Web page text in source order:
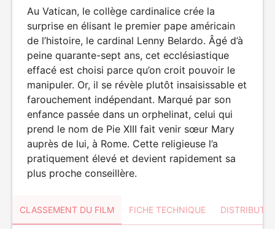
Au Vatican, le collège cardinalice crée la
surprise en élisant le premier pape américain
de l’histoire, le cardinal Lenny Belardo. Âgé d’à
peine quarante-sept ans, cet ecclésiastique
effacé est choisi parce qu’on croit pouvoir le
manipuler. Or, il se révèle plutôt insaisissable et
farouchement indépendant. Marqué par son
enfance passée dans un orphelinat, celui qui
prend le nom de Pie XIII fait venir sœur Mary
auprès de lui, à Rome. Cette religieuse l’a
pratiquement élevé et devient rapidement sa
plus proche conseillère.
CLASSEMENT DU FILM FICHE TECHNIQUE